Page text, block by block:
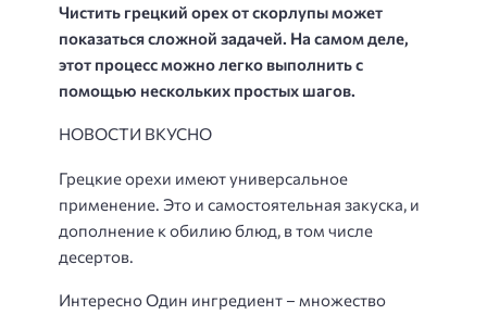
Чистить грецкий орех от скорлупы может
показаться сложной задачей. На самом деле,
этот процесс можно легко выполнить с
помощью нескольких простых шагов.
НОВОСТИ ВКУСНО
Грецкие орехи имеют универсальное
применение. Это и самостоятельная закуска, и
дополнение к обилию блюд, в том числе
десертов.
Интересно Один ингредиент – множество